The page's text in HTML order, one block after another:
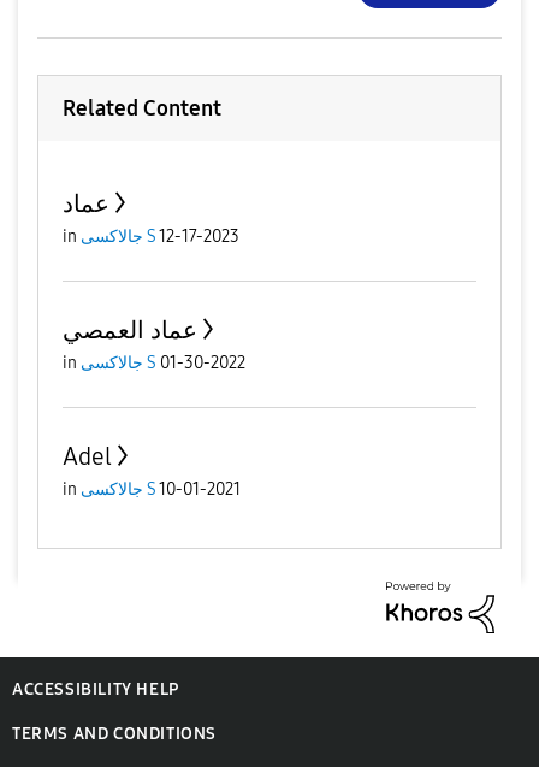
Related Content
عماد
in جالاكسى S12-17-2023
عماد العمصي
in جالاكسى S 01-30-2022
Adel
in جالاكسى S10-01-2021
ACCESSIBILITY HELP
TERMS AND CONDITIONS